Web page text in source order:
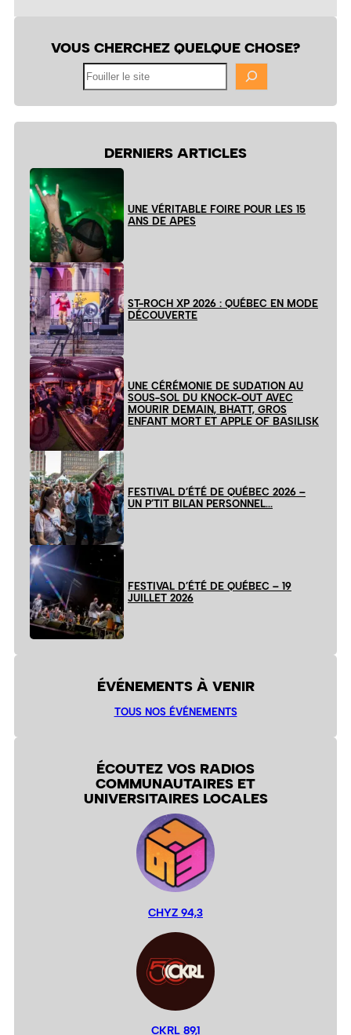
VOUS CHERCHEZ QUELQUE CHOSE?
DERNIERS ARTICLES
UNE VÉRITABLE FOIRE POUR LES 15
ANS DE APES
ST-ROCH XP 2026 : QUÉBEC EN MODE
DÉCOUVERTE
UNE CÉRÉMONIE DE SUDATION AU
SOUS-SOL DU KNOCK-OUT AVEC
MOURIR DEMAIN, BHATT, GROS
ENFANT MORT ET APPLE OF BASILISK
FESTIVAL D’ÉTÉ DE QUÉBEC 2026 –
UN P’TIT BILAN PERSONNEL…
FESTIVAL D’ÉTÉ DE QUÉBEC – 19
JUILLET 2026
ÉVÉNEMENTS À VENIR
TOUS NOS ÉVÉNEMENTS
ÉCOUTEZ VOS RADIOS
COMMUNAUTAIRES ET
UNIVERSITAIRES LOCALES
CHYZ 94,3
CKRL 89,1